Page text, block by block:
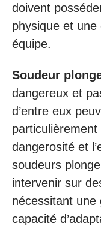
doivent
physique et
équipe.
Soudeur
dangereux et
d’entre eux
dangerosité et
soudeurs
intervenir sur
nécessitant une
capacité